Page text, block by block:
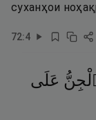
суханҳои
72:4
عَلَى